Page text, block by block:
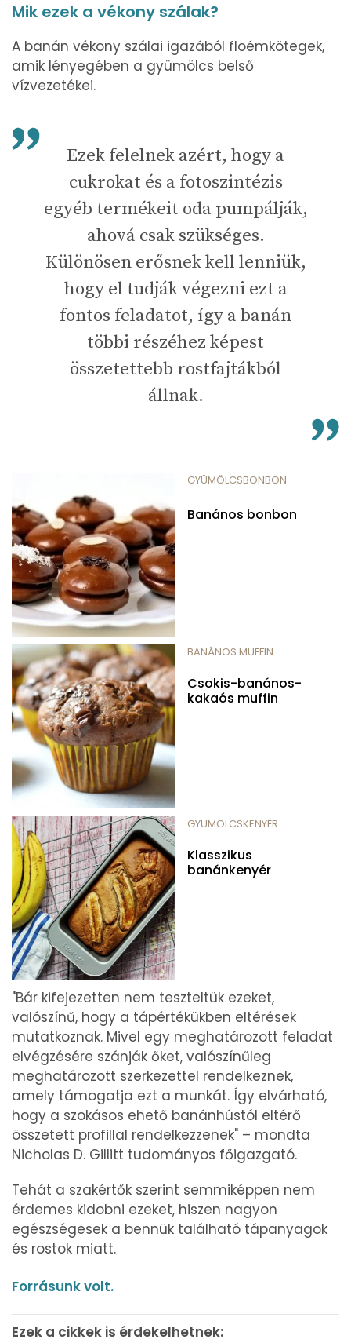
Mik ezek a vékony szálak?
A banán vékony szálai igazából floémkötegek,
amik lényegében a gyümölcs belső
vízvezetékei.
Ezek felelnek azért, hogy a
cukrokat és a fotoszintézis
egyéb termékeit oda pumpálják,
ahová csak szükséges.
Különösen erősnek kell lenniük,
hogy el tudják végezni ezt a
fontos feladatot, így a banán
többi részéhez képest
összetettebb rostfajtákból
állnak.
GYÜMÖLCSBONBON
Banános bonbon
BANÁNOS MUFFIN
Csokis-banános-
kakaós muffin
GYÜMÖLCSKENYÉR
Klasszikus
banánkenyér
"Bár kifejezetten nem teszteltük ezeket,
valószínű, hogy a tápértékükben eltérések
mutatkoznak. Mivel egy meghatározott feladat
elvégzésére szánják őket, valószínűleg
meghatározott szerkezettel rendelkeznek,
amely támogatja ezt a munkát. Így elvárható,
hogy a szokásos ehető banánhústól eltérő
összetett profillal rendelkezzenek" – mondta
Nicholas D. Gillitt tudományos főigazgató.
Tehát a szakértők szerint semmiképpen nem
érdemes kidobni ezeket, hiszen nagyon
egészségesek a bennük található tápanyagok
és rostok miatt.
Forrásunk volt.
Ezek a cikkek is érdekelhetnek: